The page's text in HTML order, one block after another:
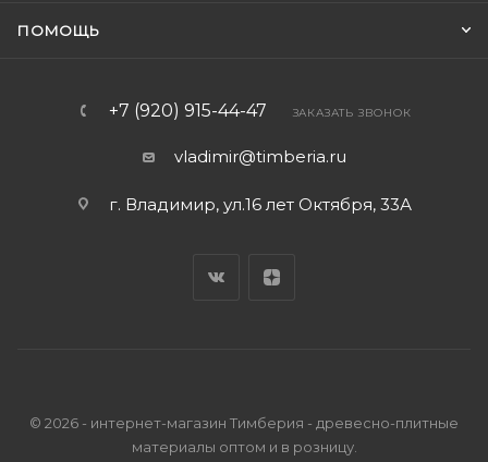
ПОМОЩЬ
+7 (920) 915-44-47 ЗАКАЗАТЬ ЗВОНОК
vladimir@timberia.ru
г. Владимир, ул.16 лет Октября, 33А
© 2026 - интернет-магазин Тимберия - древесно-плитные
материалы оптом и в розницу.